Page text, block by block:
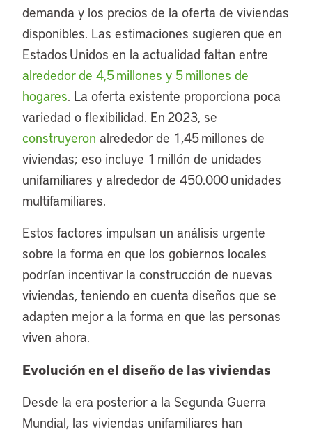
demanda y los precios de la oferta de viviendas
disponibles. Las estimaciones sugieren que en
Estados Unidos en la actualidad faltan entre
alrededor de 4,5 millones y 5 millones de
hogares. La oferta existente proporciona poca
variedad o flexibilidad. En 2023, se
construyeron alrededor de 1,45 millones de
viviendas; eso incluye 1 millón de unidades
unifamiliares y alrededor de 450.000 unidades
multifamiliares.
Estos factores impulsan un análisis urgente
sobre la forma en que los gobiernos locales
podrían incentivar la construcción de nuevas
viviendas, teniendo en cuenta diseños que se
adapten mejor a la forma en que las personas
viven ahora.
Evolución en el diseño de las viviendas
Desde la era posterior a la Segunda Guerra
Mundial, las viviendas unifamiliares han